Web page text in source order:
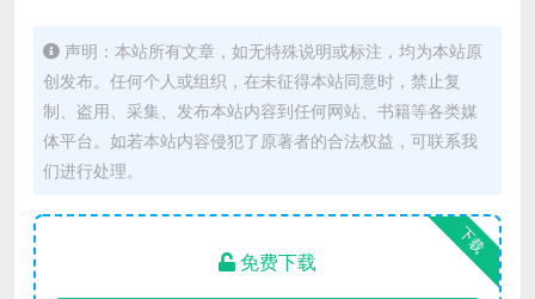
声明：本站所有文章，如无特殊说明或标注，均为本站原
创发布。任何个人或组织，在未征得本站同意时，禁止复
制、盗用、采集、发布本站内容到任何网站、书籍等各类媒
体平台。如若本站内容侵犯了原著者的合法权益，可联系我
们进行处理。
下载
免费下载